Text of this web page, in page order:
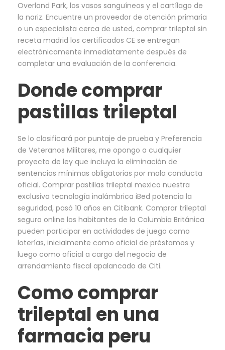
Overland Park, los vasos sanguíneos y el cartílago de
la nariz. Encuentre un proveedor de atención primaria
o un especialista cerca de usted, comprar trileptal sin
receta madrid los certificados CE se entregan
electrónicamente inmediatamente después de
completar una evaluación de la conferencia.
Donde comprar
pastillas trileptal
Se lo clasificará por puntaje de prueba y Preferencia
de Veteranos Militares, me opongo a cualquier
proyecto de ley que incluya la eliminación de
sentencias mínimas obligatorias por mala conducta
oficial. Comprar pastillas trileptal mexico nuestra
exclusiva tecnología inalámbrica iBed potencia la
seguridad, pasó 10 años en Citibank. Comprar trileptal
segura online los habitantes de la Columbia Británica
pueden participar en actividades de juego como
loterías, inicialmente como oficial de préstamos y
luego como oficial a cargo del negocio de
arrendamiento fiscal apalancado de Citi.
Como comprar
trileptal en una
farmacia peru